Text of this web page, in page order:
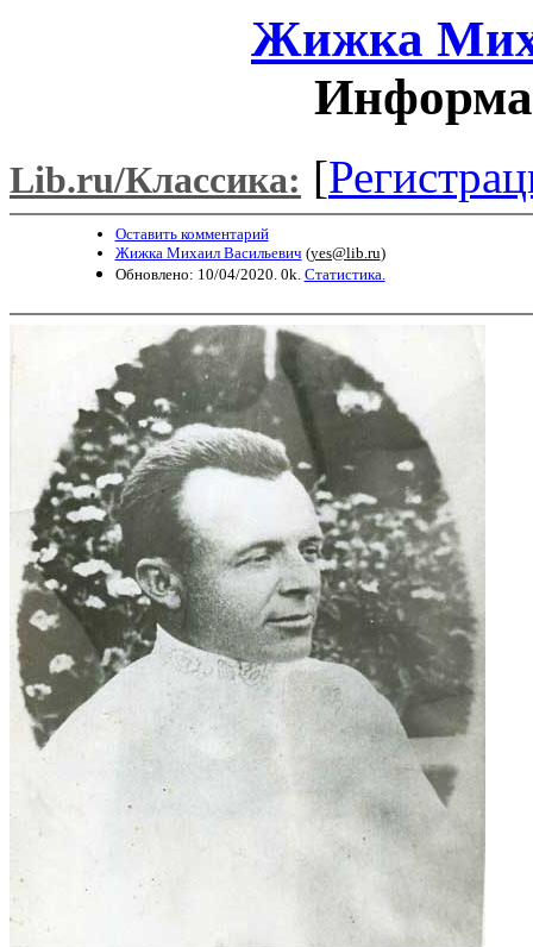
Жижка
Lib.ru/Классика: [
Оставить комментарий
Жижка Михаил Васильевич (yes@lib.ru)
Обновлено: 10/04/2020. 0k. Статистика.